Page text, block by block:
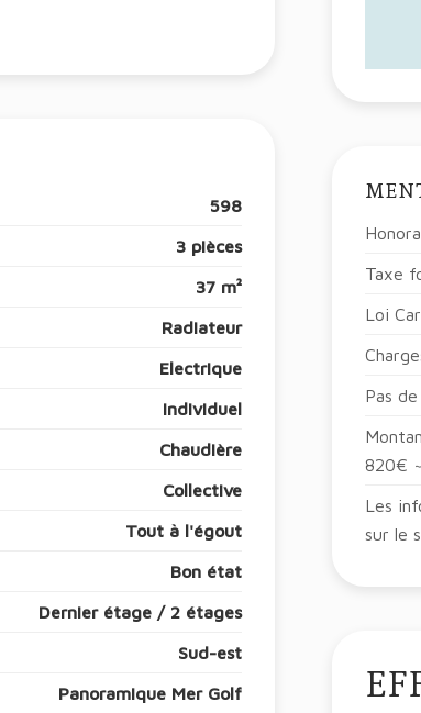
598
3 pièces
37 m²
Radiateur
Electrique
Individuel
Chaudière
Collective
Tout à l'égout
Bon état
Dernier étage / 2 étages
Sud-est
Panoramique Mer Golf
Taxe
Loi
Pas
820€
Les
sur le